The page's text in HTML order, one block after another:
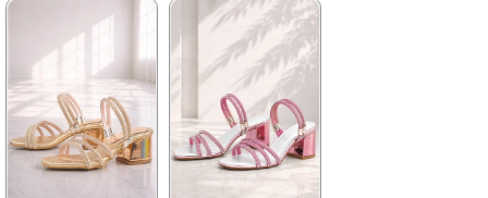
★ ★
2.069,90 ₺
%40İndirim
Ücretsiz
Kargo
★ ★ ★ ★
1.249,90 ₺
2.069,90 ₺
%40İndirim
Ücretsiz
Kargo
Son 1